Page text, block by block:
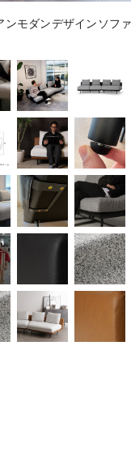
ンモダンデザインソフ